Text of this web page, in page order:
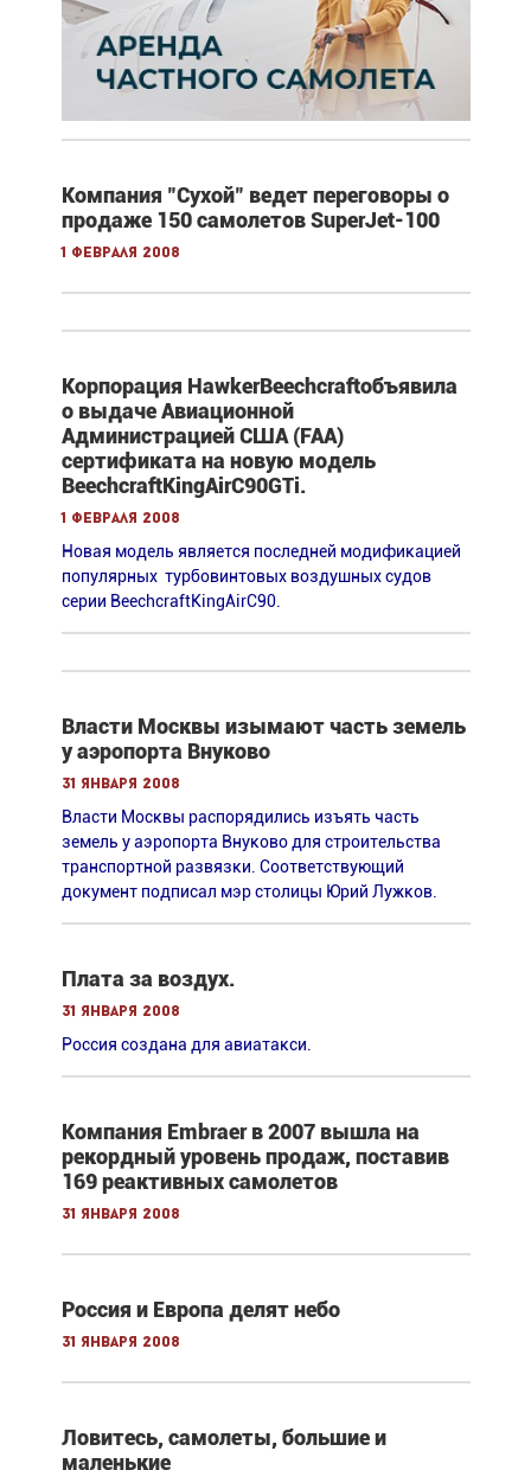
Компания "Сухой" ведет переговоры о
продаже 150 самолетов SuperJet-100
1 февраля 2008
Корпорация HawkerBeechcraftобъявила
о выдаче Авиационной
Администрацией США (FAA)
сертификата на новую модель
BeechcraftKingAirC90GTi.
1 февраля 2008
Новая модель является последней модификацией
популярных турбовинтовых воздушных судов
серии BeechcraftKingAirC90.
Власти Москвы изымают часть земель
у аэропорта Внуково
31 января 2008
Власти Москвы распорядились изъять часть
земель у аэропорта Внуково для строительства
транспортной развязки. Cоответствующий
документ подписал мэр столицы Юрий Лужков.
Плата за воздух.
31 января 2008
Россия создана для авиатакси.
Компания Embraer в 2007 вышла на
рекордный уровень продаж, поставив
169 реактивных самолетов
31 января 2008
Россия и Европа делят небо
31 января 2008
Ловитесь, самолеты, большие и
маленькие